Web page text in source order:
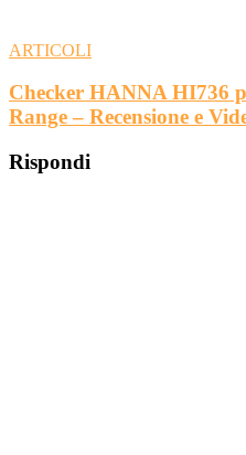
ARTICOLI
Checker HANNA HI736
Range – Recensione e
Rispondi